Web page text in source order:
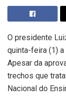
O presidente
quinta-feira (1)
Apesar da
trechos que
Nacional do